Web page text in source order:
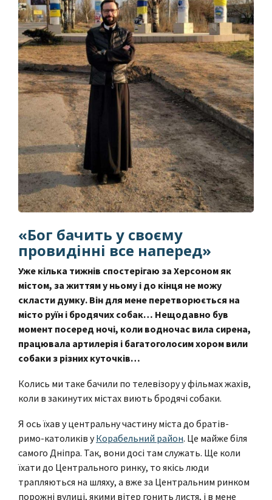
«Бог бачить у своєму
провидінні все наперед»
Уже кілька тижнів спостерігаю за Херсоном як
містом, за життям у ньому і до кінця не можу
скласти думку. Він для мене перетворюється на
місто руїн і бродячих собак… Нещодавно був
момент посеред ночі, коли водночас вила сирена,
працювала артилерія і багатоголосим хором вили
собаки з різних куточків…
Колись ми таке бачили по телевізору у фільмах жахів,
коли в закинутих містах виють бродячі собаки.
Я ось їхав у центральну частину міста до братів-
римо-католиків уКорабельний район. Це майже біля
самого Дніпра. Так, вони досі там служать. Ще коли
їхати до Центрального ринку, то якісь люди
трапляються на шляху, а вже за Центральним ринком
порожні вулиці, якими вітер гонить листя, і в мене